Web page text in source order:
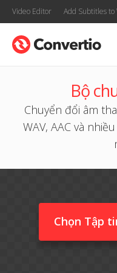
Video Editor Add Subtitles to
Bộ
Chuyển đổi âm
WAV, AAC và
Chọn Tập